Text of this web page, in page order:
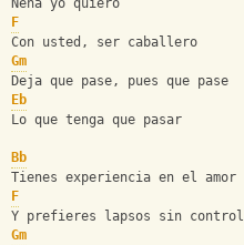
Nena yo quiero
F
Con usted, ser caballero
Gm
Deja que pase, pues que pase
Eb
Lo que tenga que pasar
Bb
Tienes experiencia en el amor
F
Y prefieres lapsos sin control
Gm